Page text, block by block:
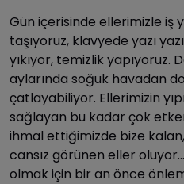
Gün içerisinde ellerimizle iş
taşıyoruz, klavyede yazı
yıkıyor, temizlik yapıyoruz.
aylarında soğuk havadan
çatlayabiliyor. Ellerimizin
sağlayan bu kadar çok
ihmal ettiğimizde bize
cansız görünen eller
olmak için bir an önce